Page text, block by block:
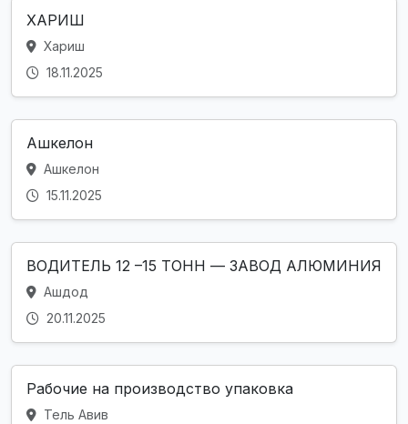
ХАРИШ
Хариш
18.11.2025
Ашкелон
Ашкелон
15.11.2025
ВОДИТЕЛЬ 12 –15 ТОНН — ЗАВОД АЛЮМИНИЯ
Ашдод
20.11.2025
Рабочие на производство упаковка
Тель Авив